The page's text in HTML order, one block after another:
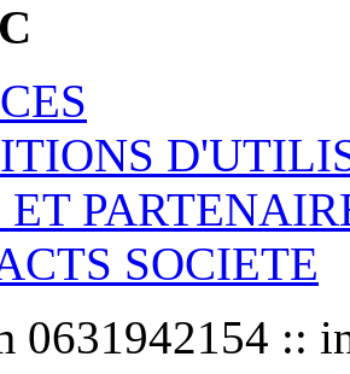
SOCIETE
0631942154 ::